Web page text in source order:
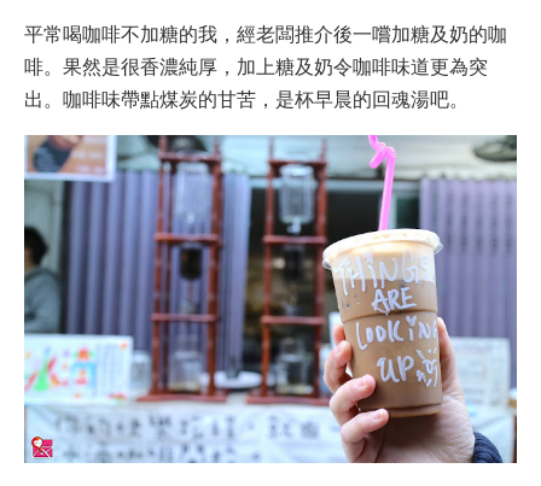
平常喝咖啡不加糖的我，經老闆推介後一嚐加糖及奶的咖
啡。果然是很香濃純厚，加上糖及奶令咖啡味道更為突
出。咖啡味帶點煤炭的甘苦，是杯早晨的回魂湯吧。